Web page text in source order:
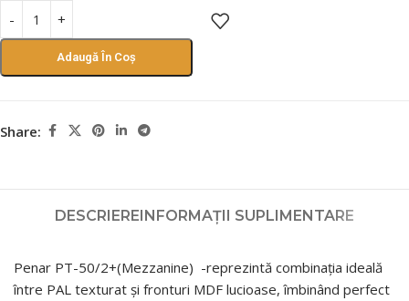
Adaugă În Coș
Share:
DESCRIEREINFORMAȚII SUPLIMENTARE
Penar PT-50/2+(Mezzanine) -reprezintă combinația ideală
între PAL texturat și fronturi MDF lucioase, îmbinând perfect